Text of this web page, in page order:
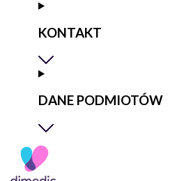
KONTAKT
DANE PODMIOTÓW